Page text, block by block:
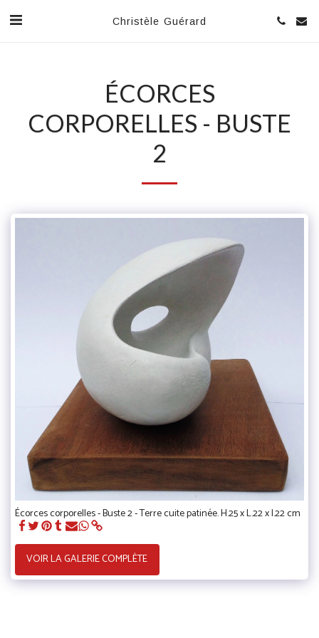
Christèle Guérard
ÉCORCES
CORPORELLES - BUSTE
2
Écorces corporelles - Buste 2 - Terre cuite patinée. H.25 x L.22 x l.22 cm
VOIR LA GALERIE COMPLÈTE